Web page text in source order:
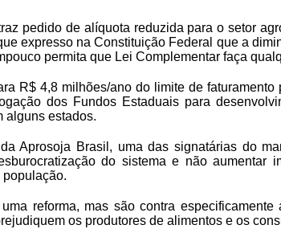
pedido de alíquota reduzida para o setor
expresso na Constituição Federal que a
permita que Lei Complementar faça
R$ 4,8 milhões/ano do limite de faturamento
dos Fundos Estaduais para
alguns estados.
Aprosoja Brasil, uma das signatárias do
do sistema e não aumentar
população.
reforma, mas são contra
os produtores de alimentos e os